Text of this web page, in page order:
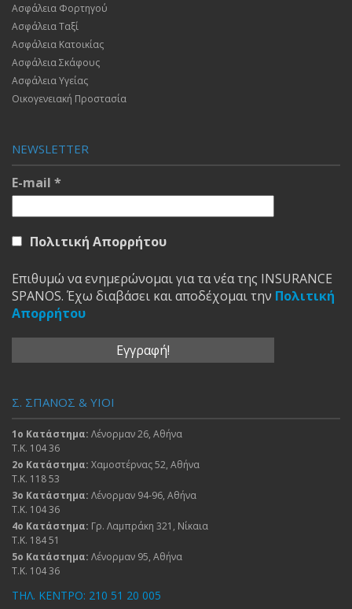
Ασφάλεια Φορτηγού
Ασφάλεια Ταξί
Ασφάλεια Κατοικίας
Ασφάλεια Σκάφους
Ασφάλεια Υγείας
Οικογενειακή Προστασία
NEWSLETTER
E-mail *
Πολιτική Απορρήτου
Επιθυμώ να ενημερώνομαι για τα νέα της INSURANCE
SPANOS. Έχω διαβάσει και αποδέχομαι την Πολιτική
Απορρήτου
Σ. ΣΠΑΝΟΣ & ΥΙΟΙ
1ο Κατάστημα: Λένορμαν 26, Αθήνα
Τ.Κ. 104 36
2ο Κατάστημα: Χαμοστέρνας 52, Αθήνα
Τ.Κ. 118 53
3ο Κατάστημα: Λένορμαν 94-96, Αθήνα
Τ.Κ. 104 36
4ο Κατάστημα: Γρ. Λαμπράκη 321, Νίκαια
Τ.Κ. 184 51
5ο Κατάστημα: Λένορμαν 95, Αθήνα
Τ.Κ. 104 36
ΤΗΛ. ΚΕΝΤΡΟ: 210 51 20 005